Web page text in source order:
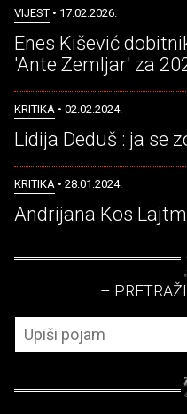
VIJEST • 17.02.2026.
Enes Kišević
'Ante Zemljar' za
KRITIKA • 02.02.2024.
Lidija Deduš : ja se
KRITIKA • 28.01.2024.
Andrijana Kos
–